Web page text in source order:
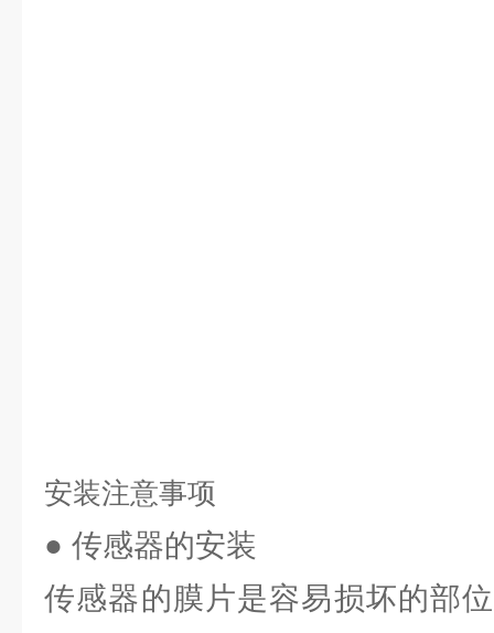
安装注意事项
● 传感器的安装
传感器的膜片是容易损坏的部